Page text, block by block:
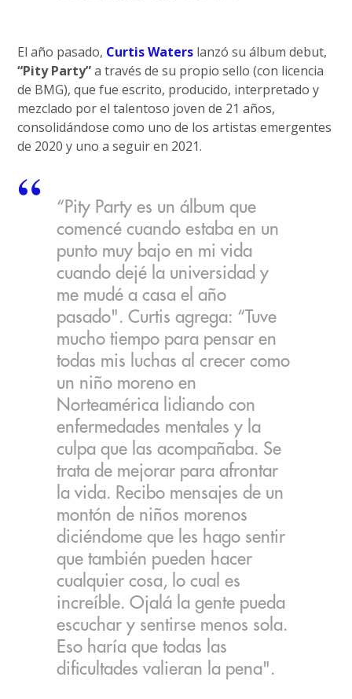
El año pasado, Curtis Waters lanzó su álbum debut,
“Pity Party”a través de su propio sello (con licencia
de BMG), que fue escrito, producido, interpretado y
mezclado por el talentoso joven de 21 años,
consolidándose como uno de los artistas emergentes
de 2020 y uno a seguir en 2021.
“Pity Party es un álbum que
comencé cuando estaba en un
punto muy bajo en mi vida
cuando dejé la universidad y
me mudé a casa el año
pasado". Curtis agrega: “Tuve
mucho tiempo para pensar en
todas mis luchas al crecer como
un niño moreno en
Norteamérica lidiando con
enfermedades mentales y la
culpa que las acompañaba. Se
trata de mejorar para afrontar
la vida. Recibo mensajes de un
montón de niños morenos
diciéndome que les hago sentir
que también pueden hacer
cualquier cosa, lo cual es
increíble. Ojalá la gente pueda
escuchar y sentirse menos sola.
Eso haría que todas las
dificultades valieran la pena".